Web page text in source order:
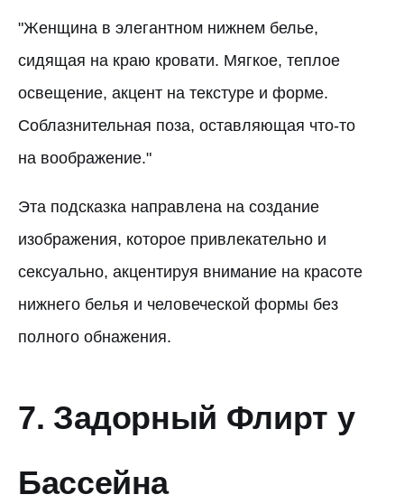
"Женщина в элегантном нижнем белье,
сидящая на краю кровати. Мягкое, теплое
освещение, акцент на текстуре и форме.
Соблазнительная поза, оставляющая что-то
на воображение."
Эта подсказка направлена на создание
изображения, которое привлекательно и
сексуально, акцентируя внимание на красоте
нижнего белья и человеческой формы без
полного обнажения.
7. Задорный Флирт у
Бассейна